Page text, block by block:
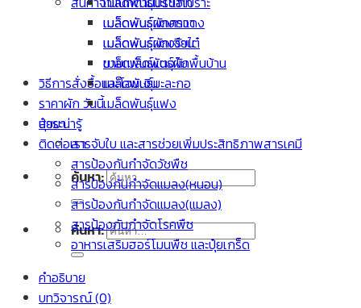
เมล็ดพันธุ์ผักศรแดง
เมล็ดพันธุ์ผักเจียไต๋
ขายเมล็ดพันธุ์ผักพื้นบ้าน
วิธีการสั่งซื้อและโอนเงิน
ราคาผัก วันนี้
สาระน่ารู้
ติดต่อเรา
ค้นหา:
ค้นหา:
เมล็ดพันธุ์แตงกวา
เมล็ดพันธุ์แตงร้าน
เมล็ดพันธุ์แตงโม
เมล็ดพันธุ์มะละกอ
เมล็ดพันธุ์แฟง
ปุ๋ยยา
สารจับใบ และสารช่วยเพิ่มประสิทธิภาพสารเคมี
สารป้องกันกำจัดวัชพืช
สารป้องกันกำจัดแมลง(หนอน)
สารป้องกันกำจัดแมลง(แมลง)
สารป้องกันกำจัดโรคพืช
อาหารเสริมฮอร์โมนพืช และปุ๋ยเกร็ด
คำอธิบาย
บทวิจารณ์ (0)